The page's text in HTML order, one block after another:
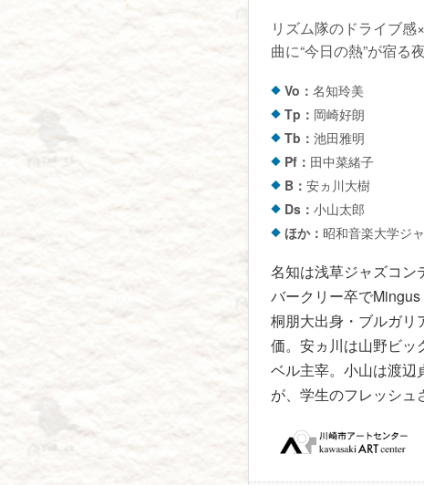
リズム隊のドライブ
曲に“今日の熱”が宿る夜
Vo：名知玲美
Tp： 岡崎好朗
Tb：池田雅明
Pf： 田中菜緒子
B：安ヵ川大樹
Ds：小山太郎
ほか： 昭和音楽大学ジ
名知は浅草ジャズコン
バークリー卒で
桐朋大出身・ブルガリ
価。安ヵ川は山野ビッ
ベル主宰。小山は渡辺
が、学生のフレッシュ